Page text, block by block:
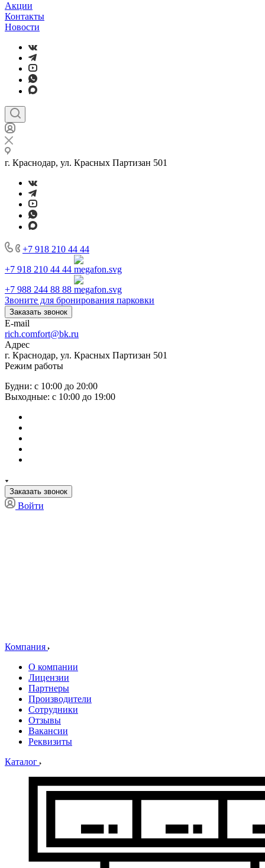
Акции
Контакты
Новости
г. Краснодар, ул. Красных Партизан 501
+7 918 210 44 44
+7 918 210 44 44
+7 988 244 88 88
Звоните для бронирования парковки
Заказать звонок
E-mail
rich.comfort@bk.ru
Адрес
г. Краснодар, ул. Красных Партизан 501
Режим работы
Будни: с 10:00 до 20:00
Выходные: с 10:00 до 19:00
Заказать звонок
Войти
Компания
О компании
Лицензии
Партнеры
Производители
Сотрудники
Отзывы
Вакансии
Реквизиты
Каталог